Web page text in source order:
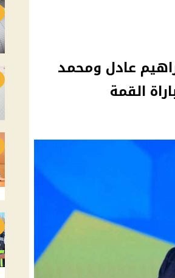
عادل ومحمد
القمة